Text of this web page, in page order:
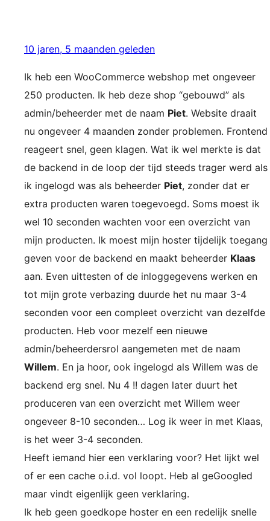
10 jaren, 5 maanden geleden
Ik heb een WooCommerce webshop met ongeveer
250 producten. Ik heb deze shop “gebouwd” als
admin/beheerder met de naam Piet. Website draait
nu ongeveer 4 maanden zonder problemen. Frontend
reageert snel, geen klagen. Wat ik wel merkte is dat
de backend in de loop der tijd steeds trager werd als
ik ingelogd was als beheerder Piet, zonder dat er
extra producten waren toegevoegd. Soms moest ik
wel 10 seconden wachten voor een overzicht van
mijn producten. Ik moest mijn hoster tijdelijk toegang
geven voor de backend en maakt beheerder Klaas
aan. Even uittesten of de inloggegevens werken en
tot mijn grote verbazing duurde het nu maar 3-4
seconden voor een compleet overzicht van dezelfde
producten. Heb voor mezelf een nieuwe
admin/beheerdersrol aangemeten met de naam
Willem. En ja hoor, ook ingelogd als Willem was de
backend erg snel. Nu 4 !! dagen later duurt het
produceren van een overzicht met Willem weer
ongeveer 8-10 seconden… Log ik weer in met Klaas,
is het weer 3-4 seconden.
Heeft iemand hier een verklaring voor? Het lijkt wel
of er een cache o.i.d. vol loopt. Heb al geGoogled
maar vindt eigenlijk geen verklaring.
Ik heb geen goedkope hoster en een redelijk snelle